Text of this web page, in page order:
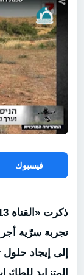
فيسبوك
تجربة سرّية
إلى إيجاد حلول